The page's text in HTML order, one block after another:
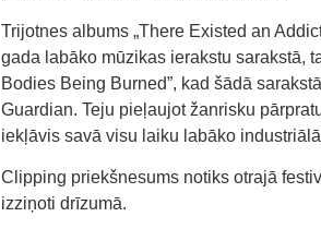
Trijotnes albums „There Existed an
gada labāko mūzikas ierakstu sarakstā,
Bodies Being Burned”, kad šādā
Guardian. Teju pieļaujot žanrisku
iekļāvis savā visu laiku labāko
Clipping priekšnesums notiks otrajā
izziņoti drīzumā.